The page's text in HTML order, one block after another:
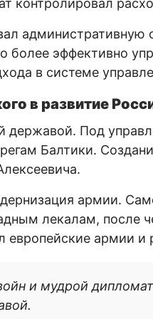
административную
более эффективно
в системе
в развитие
державой. Под
Балтики.
армии.
лекалам, после
европейские армии
и мудрой